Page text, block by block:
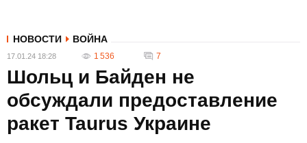
НОВОСТИ ВОЙНА
17.01.24 18:28 1 536 7
Шольц и Байден не
обсуждали предоставление
ракет Taurus Украине